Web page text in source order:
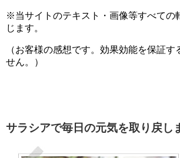
※当サイトのテキスト・画像等すべての
じます。
（お客様の感想です。効果効能を保証す
せん。）
サラシアで毎日の元気を取り戻し